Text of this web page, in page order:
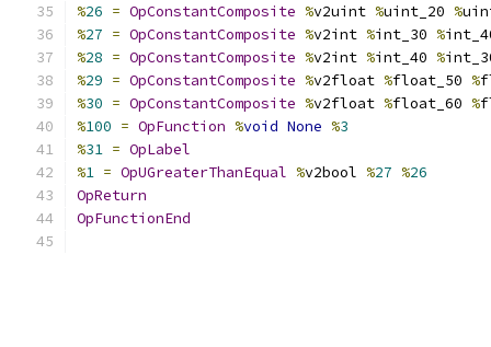
%26 = OpConstantComposite %v2uint %uint_20 %
%27 = OpConstantComposite %v2int %int_30 %
%28 = OpConstantComposite %v2int %int_40 %
%29 = OpConstantComposite %v2float %float_50 %
%30 = OpConstantComposite %v2float %float_60 %
%100 = OpFunction %void None %3
%31 = OpLabel
%1 = OpUGreaterThanEqual %v2bool %27 %26
OpReturn
OpFunctionEnd